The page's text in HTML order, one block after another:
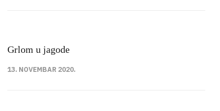
Grlom u jagode
13. NOVEMBAR 2020.